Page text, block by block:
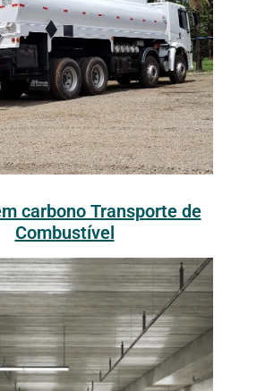
carbono Transporte de
Combustível